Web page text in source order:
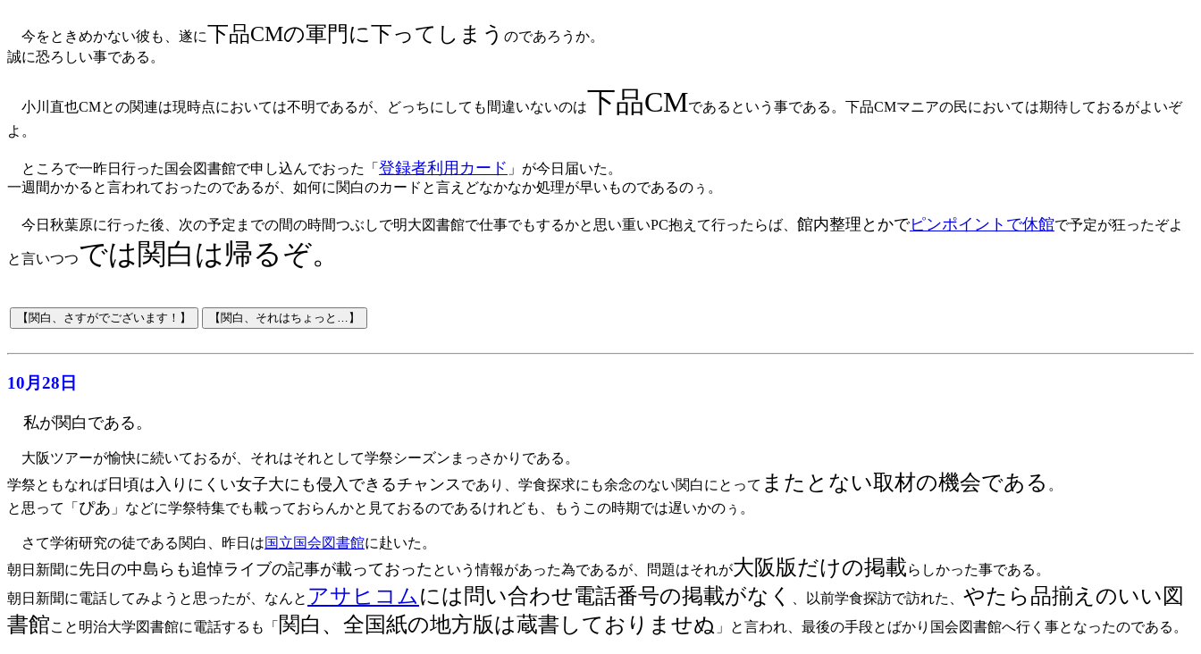
今をときめかない彼も、遂に下品CMの軍門に下ってしまう のであろうか。
誠に恐ろしい事である。
小川直也CMとの関連は現時点においては不明であるが、どっちにしても間違いないのは下品CMであるという事である。下品CMマニアの民においては期待しておるがよいぞ
よ。
ところで一昨日行った国会図書館で申し込んでおった「 登録者利用カード 」が今日届いた。
一週間かかると言われておったのであるが、如何に関白のカードと言えどなかなか処理が早いものであるのぅ。
今日秋葉原に行った後、次の予定までの間の時間つぶしで明大図書館で仕事でもするかと思い重いPC抱えて行ったらば、 館内整理とかでピンポイントで休館で予定が狂ったぞよ
と言いつつでは関白は帰るぞ。
10月28日
私が関白である。
大阪ツアーが愉快に続いておるが、それはそれとして学祭シーズンまっさかりである。
学祭ともなれば日頃は入りにくい女子大にも侵入できるチャンス であり、学食探求にも余念のない関白にとって またとない取材の機会である 。
と思って「 ぴあ 」などに学祭特集でも載っておらんかと見ておるのであるけれども、もうこの時期では遅いかのぅ。
さて学術研究の徒である関白、昨日は国立国会図書館に赴いた。
朝日新聞に先日の中島らも追悼ライブの記事が載っておった という情報があった為であるが、問題はそれが大阪版だけの掲載らしかった事である。
朝日新聞に電話してみようと思ったが、なんと アサヒコムには問い合わせ電話番号の掲載がなく 、以前学食探訪で訪れた、 やたら品揃えのいい図
書館こと明治大学図書館に電話するも「 関白、全国紙の地方版は蔵書しておりませぬ 」と言われ、最後の手段とばかり国会図書館へ行く事となったのである。